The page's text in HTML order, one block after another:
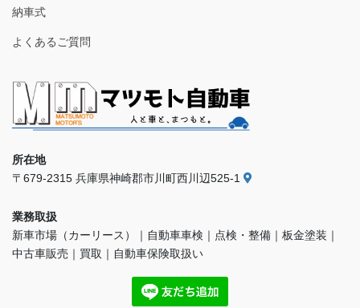
納車式
よくあるご質問
所在地
〒679-2315 兵庫県神崎郡市川町西川辺525-1
業務取扱
新車市場（カーリース）｜自動車車検｜点検・整備｜板金塗装｜
中古車販売｜買取｜自動車保険取扱い